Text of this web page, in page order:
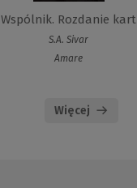
Wspólnik. Rozdanie kart
S.A. Sivar
Amare
Więcej